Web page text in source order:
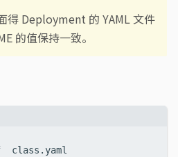
得 Deployment 的 YAML 文件
的值保持一致。